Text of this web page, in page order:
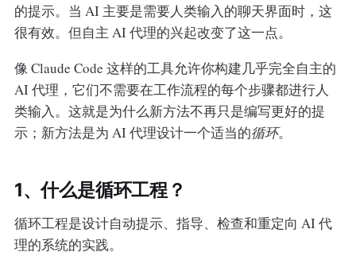
的提示。当 AI 主要是需要人类输入的聊天界面时，这
很有效。但自主 AI 代理的兴起改变了这一点。
像 Claude Code 这样的工具允许你构建几乎完全自主的
AI 代理，它们不需要在工作流程的每个步骤都进行人
类输入。这就是为什么新方法不再只是编写更好的提
示；新方法是为 AI 代理设计一个适当的循环。
1、什么是循环工程？
循环工程是设计自动提示、指导、检查和重定向 AI 代
理的系统的实践。